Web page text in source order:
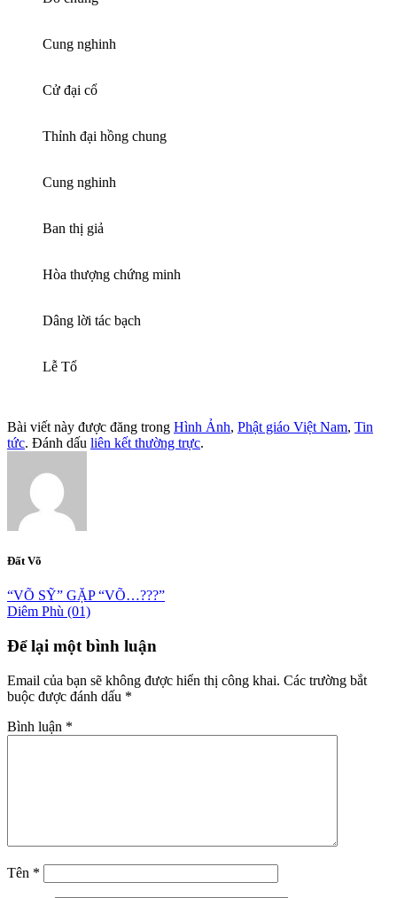
Cung nghinh
Cử đại cổ
Thỉnh đại hồng chung
Cung nghinh
Ban thị giả
Hòa thượng chứng minh
Dâng lời tác bạch
Lễ Tổ
Bài viết này được đăng trong Hình Ảnh, Phật giáo Việt Nam, Tin
tức. Đánh dấu liên kết thường trực.
Đất Võ
“VÕ SỸ” GẶP “VÕ…???”
Diêm Phù (01)
Để lại một bình luận
Email của bạn sẽ không được hiển thị công khai. Các trường bắt
buộc được đánh dấu *
Bình luận *
Tên *